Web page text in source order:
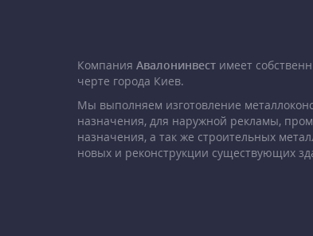
Компания Авалонинвест имеет
черте города Киев.
Мы выполняем изготовление
назначения, для наружной рекламы,
назначения, а так же строительных
новых и реконструкции существующих